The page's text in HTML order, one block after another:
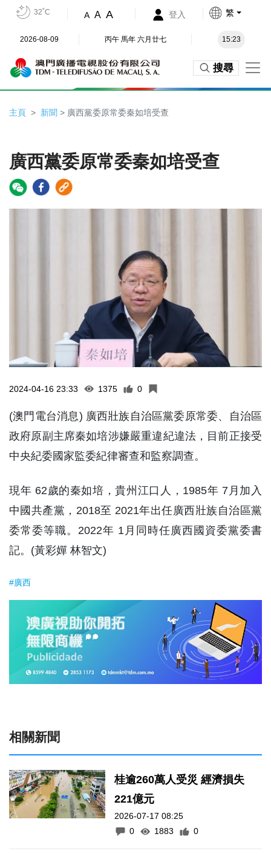
32˚C A A A 登入 繁
2026-08-09 丙午 馬年 六月廿七 15:23
搜尋
主頁 新聞 > 廣西黨委原常委秦如培受查
廣西黨委原常委秦如培受查
2024-04-16 23:33 1375 0
(澳門電台消息) 廣西壯族自治區黨委原常委、自治區
政府原副主席秦如培涉嫌嚴重違紀違法，目前正接受
中央紀委國家監委紀律審查和監察調查。
現年 62歲的秦如培，貴州江口人，1985年 7月加入
中國共產黨，2018至 2021年出任廣西壯族自治區黨
委常委等職。2022年 1月同時任廣西國資委黨委書
記。(黃彩嬋 林智文)
#廣西
相關新聞
桂逾260萬人受災 經濟損失
221億元
2026-07-17 08:25
0
1883 0